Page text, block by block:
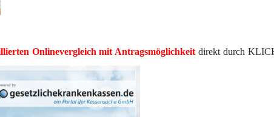
Onlinevergleich mit Antragsmöglichkeit direkt durch